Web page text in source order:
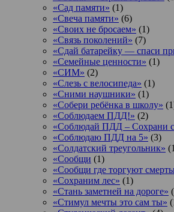
«Сад памяти» (1)
«Свеча памяти» (6)
«Своих не бросаем» (1)
«Связь поколений» (7)
«Сдай батарейку — спаси
«Семейные ценности» (1)
«СИМ» (2)
«Слезь с велосипеда» (1)
«Сними наушники» (1)
«Собери ребёнка в школу»
«Соблюдаем ПДД!» (2)
«Соблюдай ПДД – Сохрани
«Соблюдаю ПДД на 5» (3)
«Солдатский треугольник»
«Сообщи (1)
«Сообщи где торгуют
«Сохраним лес» (1)
«Стань заметней на дороге»
«Стимул мечты это сам ты»